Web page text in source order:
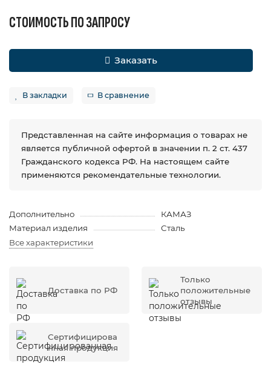
СТОИМОСТЬ ПО ЗАПРОСУ
Заказать
В закладки В сравнение
Представленная на сайте информация о товарах не
является публичной офертой в значении п. 2 ст. 437
Гражданского кодекса РФ. На настоящем сайте
применяются рекомендательные технологии.
Дополнительно
КАМАЗ
Материал изделия
Сталь
Все характеристики
Доставка по РФ
Только
положительные
отзывы
Сертифицирова
нная продукция